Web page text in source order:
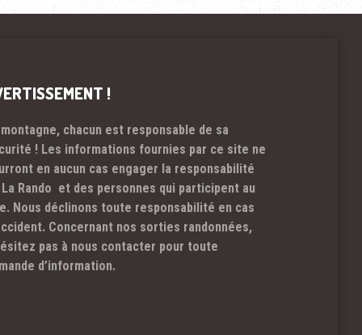
!
montagne, chacun est responsable de sa
! Les informations fournies par ce site ne
en aucun cas engager la responsabilité
Rando et des personnes qui participent au
Nous déclinons toute responsabilité en cas
Concernant nos sorties randonnées,
pas à nous contacter pour toute
d’information.